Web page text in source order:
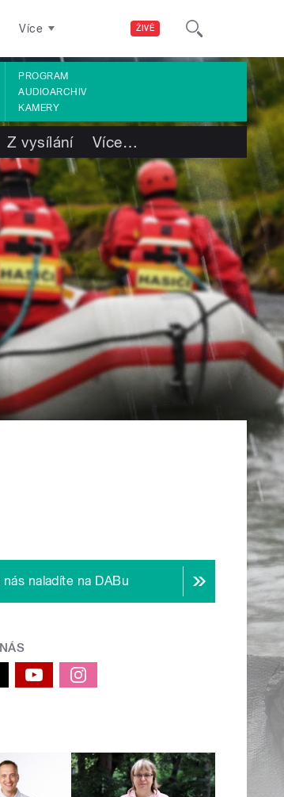
ŽIVĚ
Více
PROGRAM
AUDIOARCHIV
KAMERY
Z vysílání Více…
nás naladíte na DABu